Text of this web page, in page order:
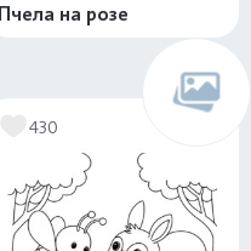
Пчела на розе
430